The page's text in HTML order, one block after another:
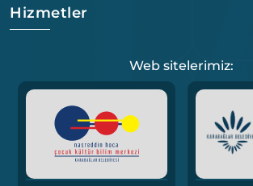
Hizmetler
Web sitelerimiz: